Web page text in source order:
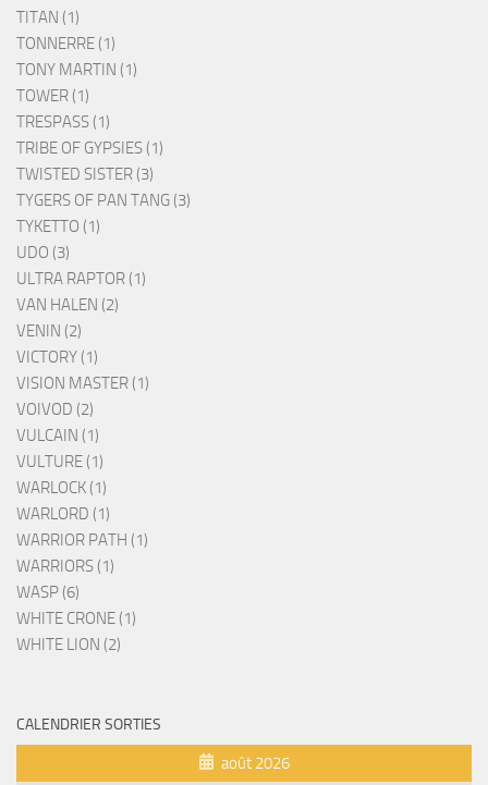
TITAN (1)
TONNERRE (1)
TONY MARTIN (1)
TOWER (1)
TRESPASS (1)
TRIBE OF GYPSIES (1)
TWISTED SISTER (3)
TYGERS OF PAN TANG (3)
TYKETTO (1)
UDO (3)
ULTRA RAPTOR (1)
VAN HALEN (2)
VENIN (2)
VICTORY (1)
VISION MASTER (1)
VOIVOD (2)
VULCAIN (1)
VULTURE (1)
WARLOCK (1)
WARLORD (1)
WARRIOR PATH (1)
WARRIORS (1)
WASP (6)
WHITE CRONE (1)
WHITE LION (2)
CALENDRIER SORTIES
août 2026